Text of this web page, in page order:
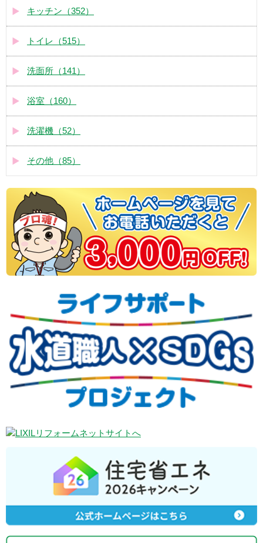
キッチン（352）
トイレ（515）
洗面所（141）
浴室（160）
洗濯機（52）
その他（85）